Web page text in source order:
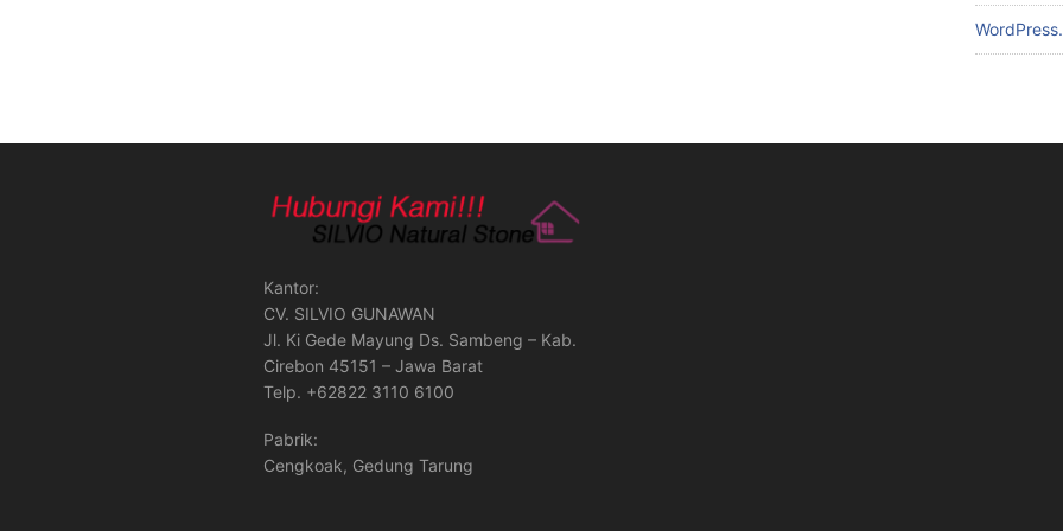
Kantor:
CV. SILVIO GUNAWAN
Jl. Ki Gede Mayung Ds. Sambeng – Kab.
Cirebon 45151 – Jawa Barat
Telp. +62822 3110 6100
Pabrik:
Cengkoak, Gedung Tarung